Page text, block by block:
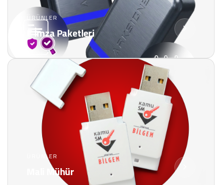
ÜRÜNLER
E İmza Paketleri
ÜRÜNLER
Mali Mühür